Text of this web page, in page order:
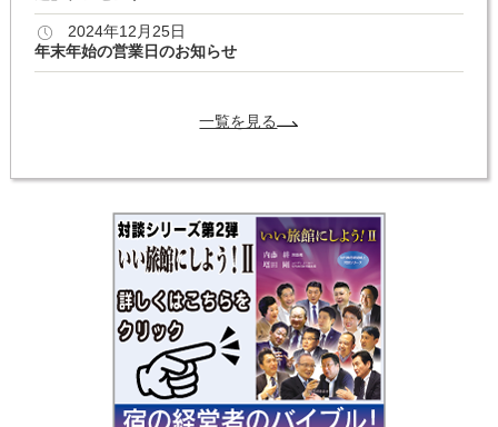
2024年12月25日
年末年始の営業日のお知らせ
一覧を見る